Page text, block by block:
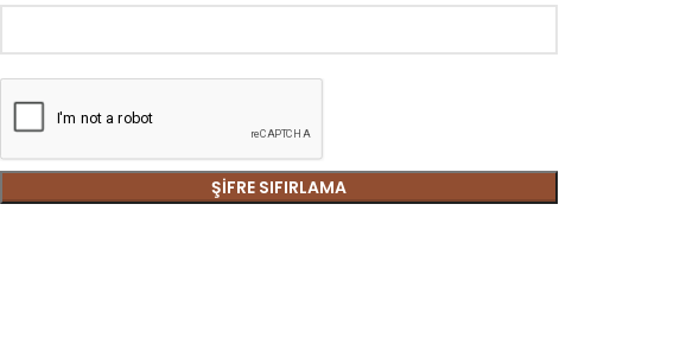
ŞIFRE SIFIRLAMA